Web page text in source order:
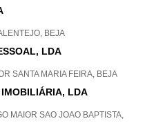
BEJA
LDA
SANTA MARIA FEIRA, BEJA
IMOBILIÁRIA, LDA
MAIOR SAO JOAO BAPTISTA,